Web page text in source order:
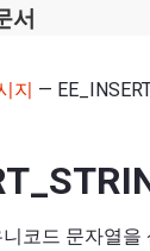
서
지 —
코드 문자열을